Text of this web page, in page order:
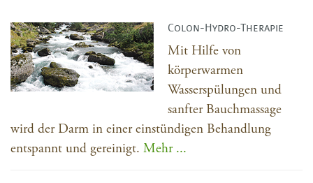
Colon-Hydro-Therapie
Mit Hilfe von
körperwarmen
Wasserspülungen und
sanfter Bauchmassage
wird der Darm in einer einstündigen Behandlung
entspannt und gereinigt. Mehr ...